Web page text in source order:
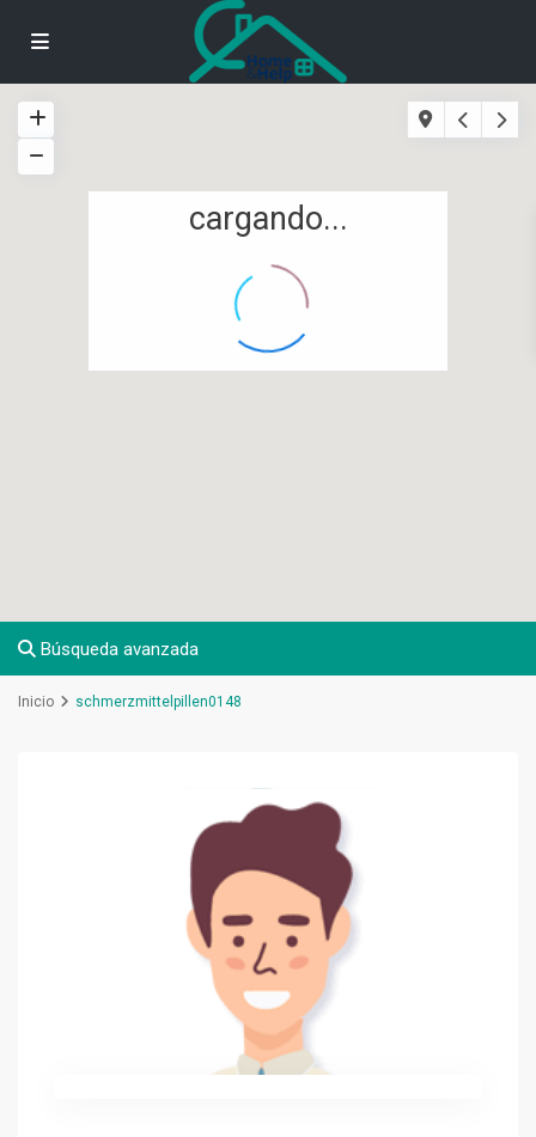
cargando...
Búsqueda avanzada
Inicio schmerzmittelpillen0148